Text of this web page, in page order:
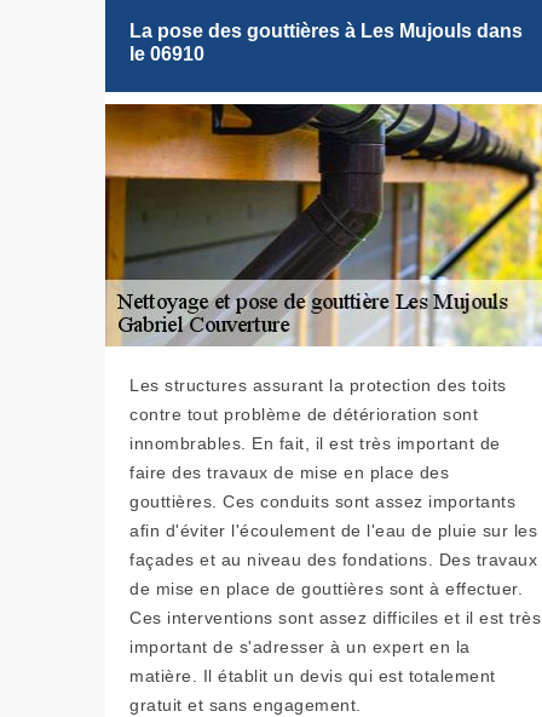
La pose des gouttières à Les Mujouls dans
le 06910
Les structures assurant la protection des toits
contre tout problème de détérioration sont
innombrables. En fait, il est très important de
faire des travaux de mise en place des
gouttières. Ces conduits sont assez importants
afin d'éviter l'écoulement de l'eau de pluie sur les
façades et au niveau des fondations. Des travaux
de mise en place de gouttières sont à effectuer.
Ces interventions sont assez difficiles et il est très
important de s'adresser à un expert en la
matière. Il établit un devis qui est totalement
gratuit et sans engagement.